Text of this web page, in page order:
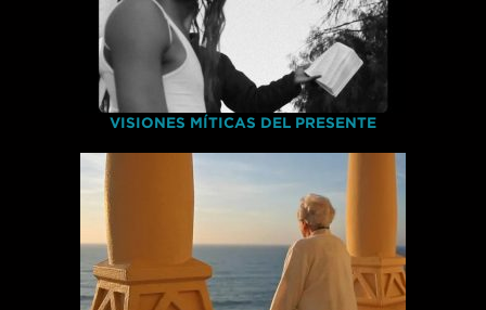
VISIONES MÍTICAS DEL PRESENTE